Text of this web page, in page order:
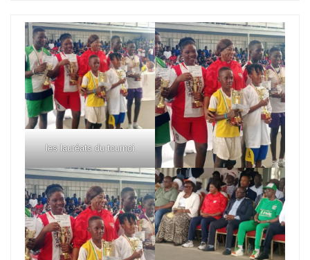
les lauréats du tournoi